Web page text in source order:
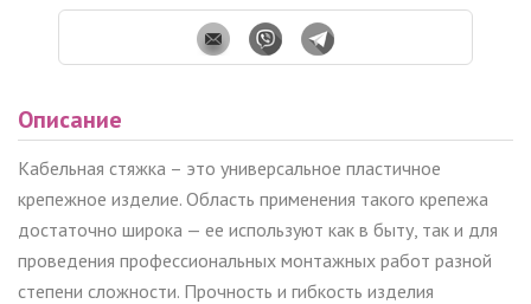
Описание
Кабельная стяжка – это универсальное пластичное
крепежное изделие. Область применения такого крепежа
достаточно широка — ее используют как в быту, так и для
проведения профессиональных монтажных работ разной
степени сложности. Прочность и гибкость изделия